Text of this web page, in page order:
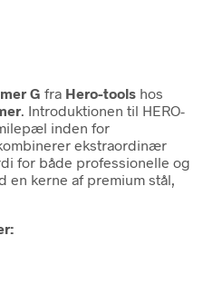
G fra Hero-tools hos
. Introduktionen til HERO-
inden for
ekstraordinær
for både professionelle og
en kerne af premium stål,